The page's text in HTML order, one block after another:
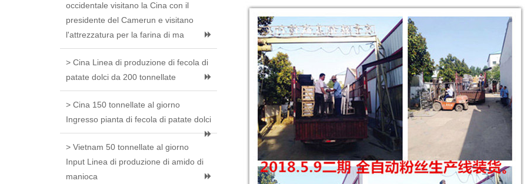
occidentale visitano la Cina con il
presidente del Camerun e visitano
l'attrezzatura per la farina di ma
> Cina Linea di produzione di fecola di
patate dolci da 200 tonnellate
> Cina 150 tonnellate al giorno
Ingresso pianta di fecola di patate dolci
> Vietnam 50 tonnellate al giorno
Input Linea di produzione di amido di
manioca